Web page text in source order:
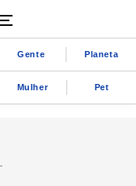
Gente Planeta
Mulher Pet